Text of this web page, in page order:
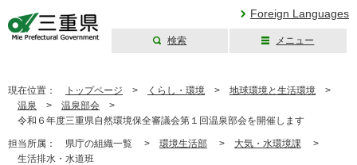
Foreign Languages
検索 メニュー
現在位置： トップページ > くらし・環境 > 地球環境と生活環境 >
温泉 > 温泉部会 >
令和６年度三重県自然環境保全審議会第１回温泉部会を開催します
担当所属： 県庁の組織一覧 > 環境生活部 > 大気・水環境課 >
生活排水・水道班